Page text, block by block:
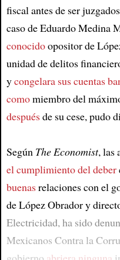
fiscal antes de ser
caso de Eduardo Medina
conocidoopositor de
unidad de delitos
ycongelara sus cuentas
comomiembro del
despuésde su cese, pudo
Según The Economist, las
el cumplimiento del deber
buenasrelaciones con el
de López Obrador y
Electricidad, ha sido
Mexicanos Contra la